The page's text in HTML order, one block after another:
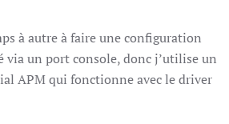
à autre à faire une configuration
via un port console, donc j’utilise un
APM qui fonctionne avec le driver